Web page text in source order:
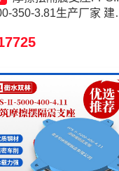
350-3.81生产厂家 建
座 FPS建筑摩擦摆支